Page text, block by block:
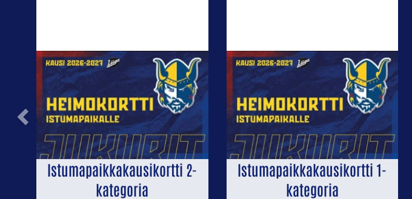
Istumapaikkakausikortti 2-
kategoria
Istumapaikkakausikortti 1-
kategoria
Previous